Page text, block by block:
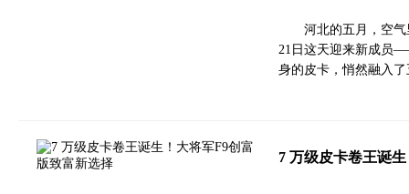
河北的五月，空
21日这天迎来新成员
身的皮卡，悄然融入
7 万级皮卡卷王诞